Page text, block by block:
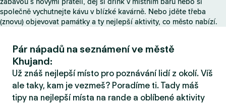
a
T
i
d
r
společně vychutnejte kávu v blízké kavárně. Nebo jděte třeba
(znovu) objevovat památky a ty nejlepší aktivity, co město nabízí.
Pár nápadů na seznámení ve městě
Khujand:
Už znáš nejlepší místo pro poznávání lidí z okolí. Víš
ale taky, kam je vezmeš? Poradíme ti. Tady máš
tipy na nejlepší místa na rande a oblíbené aktivity